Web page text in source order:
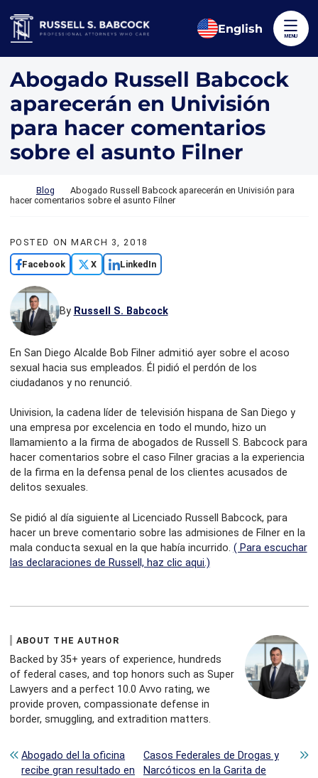
Return home
MENU
English
Abogado Russell Babcock
aparecerán en Univisión
para hacer comentarios
sobre el asunto Filner
Return home
Blog
Abogado Russell Babcock aparecerán en Univisión para
hacer comentarios sobre el asunto Filner
POSTED ONMARCH 3, 2018
Facebook X LinkedIn
By Russell S. Babcock
En San Diego Alcalde Bob Filner admitió ayer sobre el acoso
sexual hacia sus empleados. Él pidió el perdón de los
ciudadanos y no renunció.
Univision, la cadena líder de televisión hispana de San Diego y
una empresa por excelencia en todo el mundo, hizo un
llamamiento a la firma de abogados de Russell S. Babcock para
hacer comentarios sobre el caso Filner gracias a la experiencia
de la firma en la defensa penal de los clientes acusados ​​de
delitos sexuales.
Se pidió al día siguiente al Licenciado Russell Babcock, para
hacer un breve comentario sobre las admisiones de Filner en la
mala conducta sexual en la que había incurrido. ( Para escuchar
las declaraciones de Russell, haz clic aqui.)
ABOUT THE AUTHOR
Backed by 35+ years of experience, hundreds
of federal cases, and top honors such as Super
Lawyers and a perfect 10.0 Avvo rating, we
provide proven, compassionate defense in
border, smuggling, and extradition matters.
Post navigation
Abogado del la oficina
recibe gran resultado en
Casos Federales de Drogas y
Narcóticos en la Garita de